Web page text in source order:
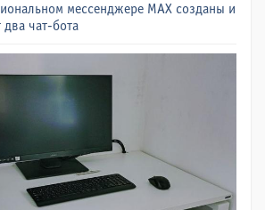
мессенджере МАХ созданы и
чат-бота